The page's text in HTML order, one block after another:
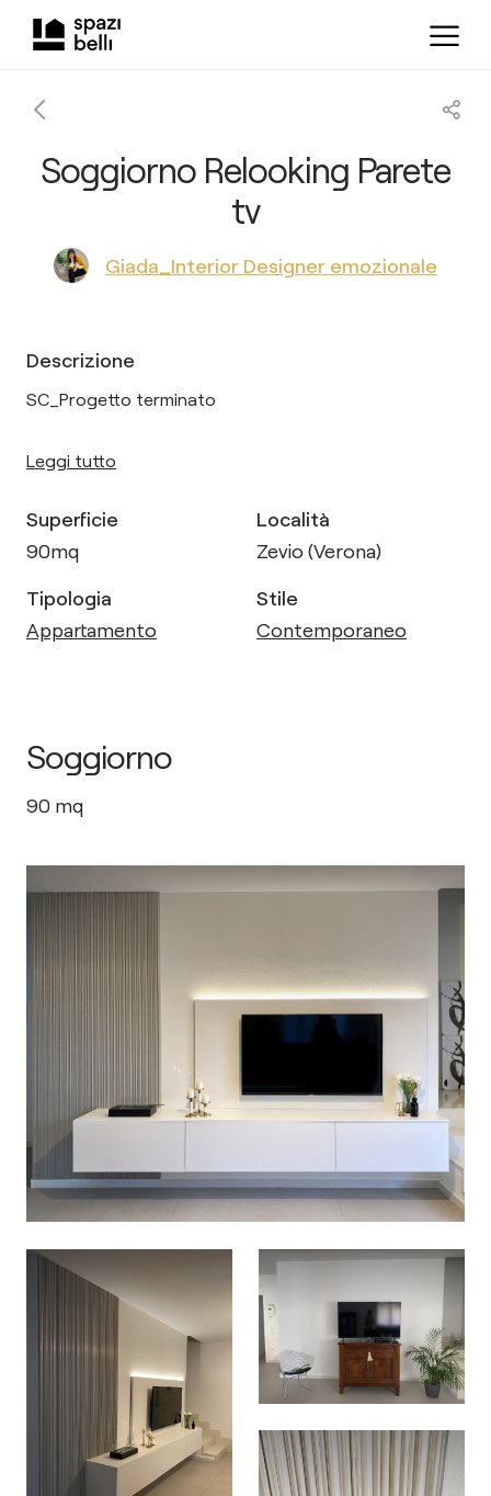
Soggiorno Relooking Parete
tv
Giada_Interior Designer emozionale
Descrizione
SC_Progetto terminato
Leggi tutto
Superficie
90mq
Località
Zevio (Verona)
Tipologia
Appartamento
Stile
Contemporaneo
Soggiorno
90 mq